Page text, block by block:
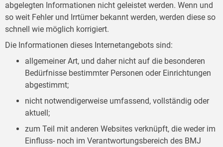
abgelegten Informationen nicht geleistet werden. Wenn und
so weit Fehler und Irrtümer bekannt werden, werden diese so
schnell wie möglich korrigiert.
Die Informationen dieses Internetangebots sind:
allgemeiner Art, und daher nicht auf die besonderen
Bedürfnisse bestimmter Personen oder Einrichtungen
abgestimmt;
nicht notwendigerweise umfassend, vollständig oder
aktuell;
zum Teil mit anderen Websites verknüpft, die weder im
Einfluss- noch im Verantwortungsbereich des BMJ